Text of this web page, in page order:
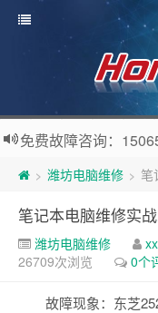
> 潍坊电脑维修 > 笔
笔记本电脑维修实
潍坊电脑维修
26709次浏览
0个
故障现象：东芝